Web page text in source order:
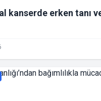
kanserde erken tanı